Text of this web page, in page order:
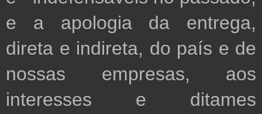
e a apologia da entrega,
direta e indireta, do país e de
nossas empresas, aos
interesses e ditames